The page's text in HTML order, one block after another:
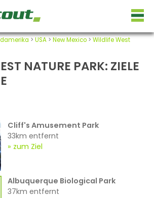
> USA> New Mexico> Wildlife West
NATURE PARK: ZIELE
Cliff's Amusement Park
33km entfernt
zum Ziel
Albuquerque Biological Park
37km entfernt